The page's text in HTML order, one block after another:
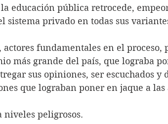
educación pública retrocede,
sistema privado en todas sus
actores fundamentales en el proceso,
más grande del país, que lograba
sus opiniones, ser escuchados y
que lograban poner en jaque a las
niveles peligrosos.